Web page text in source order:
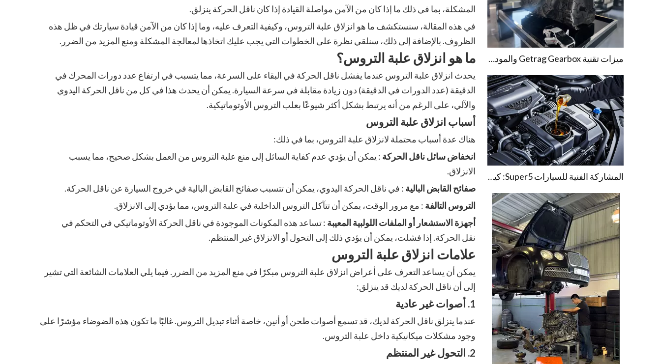
المشكلة، بما في ذلك ما إذا كان من الآمن مواصلة القيادة إذا كان ناقل الحركة ينزلق.
في هذه المقالة، سنستكشف ما هو انزلاق علبة التروس، وكيفية التعرف عليه، وما إذا كان من الآمن قيادة سيارتك في ظل هذه
الظروف. بالإضافة إلى ذلك، سنلقي نظرة على الخطوات التي يجب عليك اتخاذها لمعالجة المشكلة ومنع المزيد من الضرر.
ما هو انزلاق علبة التروس؟
يحدث انزلاق علبة التروس عندما يفشل ناقل الحركة في البقاء على السرعة، مما يتسبب في ارتفاع عدد دورات المحرك في
الدقيقة (عدد الدورات في الدقيقة) دون زيادة مقابلة في سرعة السيارة. يمكن أن يحدث هذا في كل من ناقل الحركة اليدوي
والآلي، على الرغم من أنه يرتبط بشكل أكثر شيوعًا بعلب التروس الأوتوماتيكية.
أسباب انزلاق علبة التروس
هناك عدة أسباب محتملة لانزلاق علبة التروس، بما في ذلك:
انخفاض سائل ناقل الحركة : يمكن أن يؤدي عدم كفاية السائل إلى منع علبة التروس من العمل بشكل صحيح، مما يسبب
الانزلاق.
صفائح القابض البالية : في ناقل الحركة اليدوي، يمكن أن تتسبب صفائح القابض البالية في خروج السيارة عن ناقل الحركة.
التروس التالفة : مع مرور الوقت، يمكن أن تتآكل التروس الداخلية في علبة التروس، مما يؤدي إلى الانزلاق.
أجهزة الاستشعار أو الملفات اللولبية المعيبة : تساعد هذه المكونات الموجودة في ناقل الحركة الأوتوماتيكي في التحكم في
نقل الحركة. إذا فشلت، يمكن أن يؤدي ذلك إلى التحول أو الانزلاق غير المنتظم.
علامات انزلاق علبة التروس
يمكن أن يساعد التعرف على أعراض انزلاق علبة التروس مبكرًا في منع المزيد من الضرر. فيما يلي العلامات الشائعة التي تشير
إلى أن ناقل الحركة لديك قد ينزلق:
1. أصوات غير عادية
عندما ينزلق ناقل الحركة لديك، قد تسمع أصوات طحن أو أنين، خاصة أثناء تبديل التروس. غالبًا ما تكون هذه الضوضاء مؤشرًا على
وجود مشكلات ميكانيكية داخل علبة التروس.
2. التحول غير المنتظم
ميزات تقنية Getrag Gearbox والموديلات المتوافقة معها في الإمارات العربية المتحدة
المشاركة الفنية للسيارات Super5: كيفية منع أعطال ناقل الحركة للسيارات